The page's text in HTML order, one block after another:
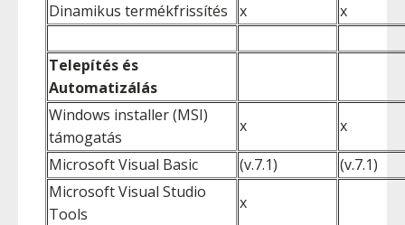
Dinamikus termékfrissítés
x x
Telepítés és
Automatizálás
Windows installer (MSI)
támogatás
x
x
Microsoft Visual Basic
(v.7.1)
(v.7.1)
Microsoft Visual Studio
Tools
x